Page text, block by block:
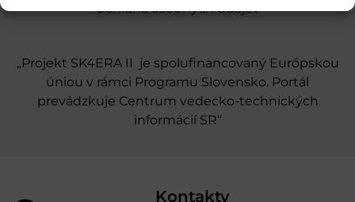
Ochrana osobných údajov
„Projekt SK4ERA II je spolufinancovaný Európskou
úniou v rámci Programu Slovensko. Portál
prevádzkuje Centrum vedecko-technických
informácií SR“
Kontakty